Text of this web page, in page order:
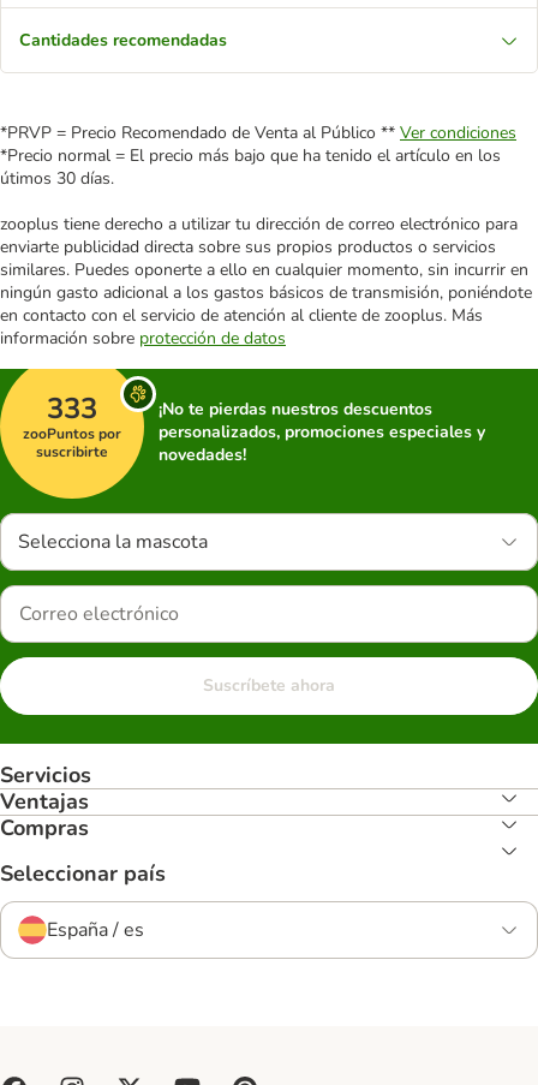
Cantidades recomendadas
*PRVP = Precio Recomendado de Venta al Público ** Ver condiciones
*Precio normal = El precio más bajo que ha tenido el artículo en los
útimos 30 días.
zooplus tiene derecho a utilizar tu dirección de correo electrónico para
enviarte publicidad directa sobre sus propios productos o servicios
similares. Puedes oponerte a ello en cualquier momento, sin incurrir en
ningún gasto adicional a los gastos básicos de transmisión, poniéndote
en contacto con el servicio de atención al cliente de zooplus. Más
información sobre protección de datos
333
zooPuntos por
suscribirte
¡No te pierdas nuestros descuentos
personalizados, promociones especiales y
novedades!
Selecciona la mascota
Suscríbete ahora
Servicios
Ventajas
Compras
Seleccionar país
España / es